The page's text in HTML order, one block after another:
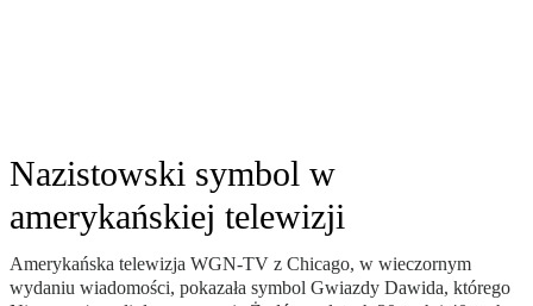
Nazistowski symbol w
amerykańskiej telewizji
Amerykańska telewizja WGN-TV z Chicago, w wieczornym
wydaniu wiadomości, pokazała symbol Gwiazdy Dawida, którego